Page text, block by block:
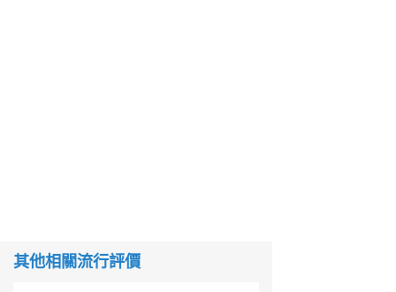
其他相關流行評價